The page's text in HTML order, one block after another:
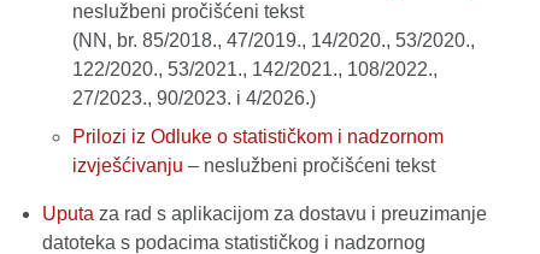
neslužbeni pročišćeni tekst
(NN, br. 85/2018., 47/2019., 14/2020., 53/2020.,
122/2020., 53/2021., 142/2021., 108/2022.,
27/2023., 90/2023. i 4/2026.)
Prilozi iz Odluke o statističkom i nadzornom
izvješćivanju – neslužbeni pročišćeni tekst
Uputa za rad s aplikacijom za dostavu i preuzimanje
datoteka s podacima statističkog i nadzornog